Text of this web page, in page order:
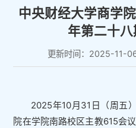
中央财经大学商学
年第二十
更新时间：2025-11-
2025年10月31日（周五
院在学院南路校区主教615会